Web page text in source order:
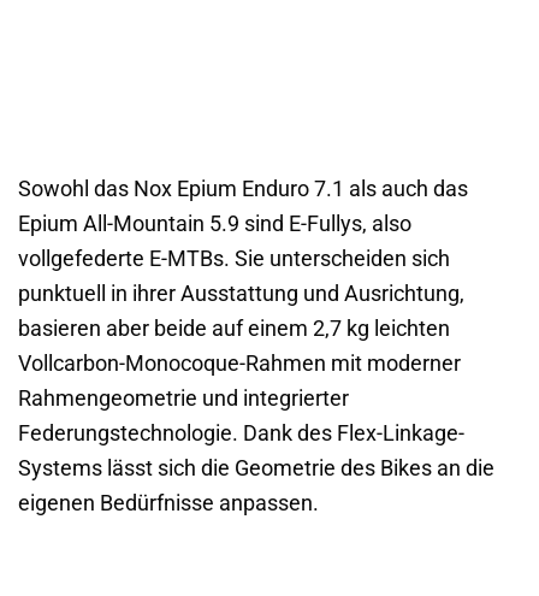
Sowohl das Nox Epium Enduro 7.1 als auch das
Epium All-Mountain 5.9 sind E-Fullys, also
vollgefederte E-MTBs. Sie unterscheiden sich
punktuell in ihrer Ausstattung und Ausrichtung,
basieren aber beide auf einem 2,7 kg leichten
Vollcarbon-Monocoque-Rahmen mit moderner
Rahmengeometrie und integrierter
Federungstechnologie. Dank des Flex-Linkage-
Systems lässt sich die Geometrie des Bikes an die
eigenen Bedürfnisse anpassen.